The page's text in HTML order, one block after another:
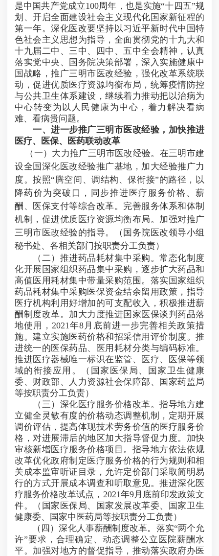
是中国共产党成立100周年，也是实施“十四五”规
划、开启全面建设社会主义现代化国家新征程的
第一年。深化医改要坚持以习近平新时代中国特
色社会主义思想为指导，全面贯彻党的十九大和
十九届二中、三中、四中、五中全会精神，认真
落实党中央、国务院决策部署，深入实施健康中
国战略，推广三明市医改经验，强化改革系统联
动，促进优质医疗资源均衡布局，统筹疫情防控
与公共卫生体系建设，继续着力推动把以治病为
中心转变为以人民健康为中心，着力解决看病
难、看病贵问题。
一、进一步推广三明市医改经验，加快推进
医疗、医保、医药联动改革
（一）大力推广三明市医改经验。在三明市建
设全国深化医改经验推广基地，加大经验推广力
度。按照“腾空间、调结构、保衔接”的路径，以
降药价为突破口，同步推进医疗服务价格、薪
酬、医保支付等综合改革。完善服务体系和体制
机制，促进优质医疗资源均衡布局。加强对推广
三明市医改经验的指导。（国务院医改领导小组
秘书处、各相关部门按职责分工负责）
（二）推进药品耗材集中采购。常态化制度
化开展国家组织药品集中采购，逐步扩大药品和
高值医用耗材集中带量采购范围。落实国家组织
药品耗材集中采购医保资金结余留用政策，指导
医疗机构利用好增加的可支配收入，积极推进薪
酬制度改革。加大力度推进国家医保谈判药品落
地使用，2021年8月底前进一步完善相关政策措
施。建立实施医药价格和招采信用评价制度。推
进统一的医保药品、医用耗材分类与编码标准。
推进医疗器械唯一标识在监管、医疗、医保等领
域的衔接应用。（国家医保局、国家卫生健康
委、财政部、人力资源社会保障部、国家药监局
等按职责分工负责）
（三）深化医疗服务价格改革。指导地方建
立健全灵敏有度的价格动态调整机制，定期开展
调价评估，提高体现技术劳务价值的医疗服务价
格，对进展滞后的地区加大指导督促力度。加快
审核新增医疗服务价格项目。指导地方依法依规
改革优化政府制定医疗服务价格的行为规则和相
关成本监审听证目录，允许定价部门采取简明易
行的方式开展成本调查和听取意见。推进深化医
疗服务价格改革试点，2021年9月底前印发政策文
件。（国家医保局、国家发展改革委、国家卫生
健康委、国家中医药局等按职责分工负责）
（四）深化人事薪酬制度改革。落实“两个允
许”要求，合理确定、动态调整公立医院薪酬水
平。加强对地方的督促指导，推动落实政府办医